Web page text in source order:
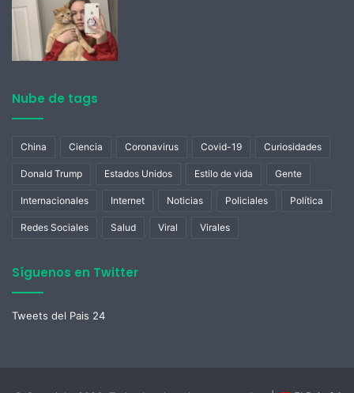
Nube de tags
China Ciencia Coronavirus Covid-19 Curiosidades
Donald Trump Estados Unidos Estilo de vida Gente
Internacionales Internet Noticias Policiales Política
Redes Sociales Salud Viral Virales
Síguenos en Twitter
Tweets del Pais 24